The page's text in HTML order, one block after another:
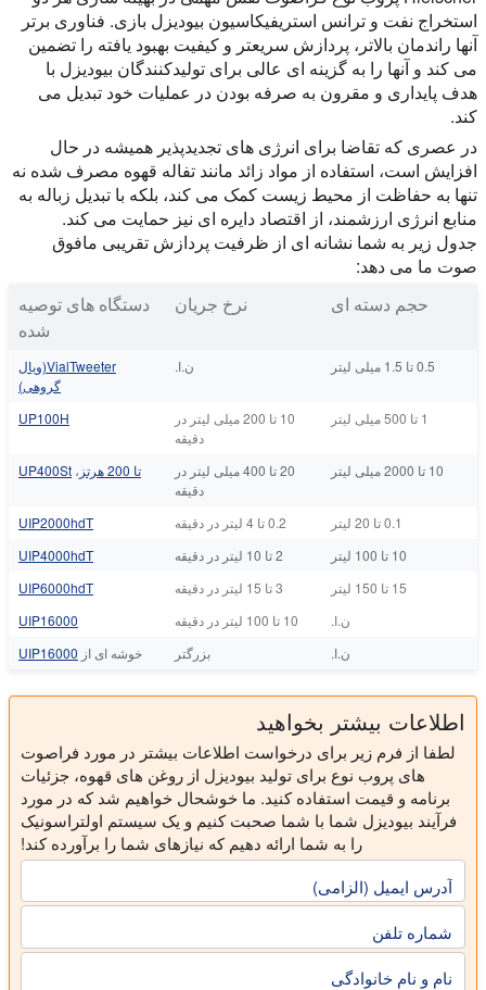
استخراج نفت و ترانس استریفیکاسیون بیودیزل بازی. فناوری برتر
آنها راندمان بالاتر، پردازش سریعتر و کیفیت بهبود یافته را تضمین
می کند و آنها را به گزینه ای عالی برای تولیدکنندگان بیودیزل با
هدف پایداری و مقرون به صرفه بودن در عملیات خود تبدیل می
کند.
در عصری که تقاضا برای انرژی های تجدیدپذیر همیشه در حال
افزایش است، استفاده از مواد زائد مانند تفاله قهوه مصرف شده نه
تنها به حفاظت از محیط زیست کمک می کند، بلکه با تبدیل زباله به
منابع انرژی ارزشمند، از اقتصاد دایره ای نیز حمایت می کند.
جدول زیر به شما نشانه ای از ظرفیت پردازش تقریبی مافوق
صوت ما می دهد:
حجم دسته ای
نرخ جریان
دستگاه های توصیه
شده
0.5 تا 1.5 میلی لیتر ن.ا.
VialTweeter(ویال
گروهی)
1 تا 500 میلی لیتر
10 تا 200 میلی لیتر در
دقیقه
UP100H
10 تا 2000 میلی لیتر
20 تا 400 میلی لیتر در
دقیقه
تا 200 هرتز ، UP400St
0.1 تا 20 لیتر 0.2 تا 4 لیتر در دقیقه
UIP2000hdT
10 تا 100 لیتر
2 تا 10 لیتر در دقیقه
UIP4000hdT
15 تا 150 لیتر
3 تا 15 لیتر در دقیقه
UIP6000hdT
ن.ا.
10 تا 100 لیتر در دقیقه
UIP16000
ن.ا.
بزرگتر خوشه ای از UIP16000
اطلاعات بیشتر بخواهید
لطفا از فرم زیر برای درخواست اطلاعات بیشتر در مورد فراصوت
های پروب نوع برای تولید بیودیزل از روغن های قهوه، جزئیات
برنامه و قیمت استفاده کنید. ما خوشحال خواهیم شد که در مورد
فرآیند بیودیزل شما با شما صحبت کنیم و یک سیستم اولتراسونیک
را به شما ارائه دهیم که نیازهای شما را برآورده کند!
آدرس ایمیل (الزامی)
شماره تلفن
نام و نام خانوادگی